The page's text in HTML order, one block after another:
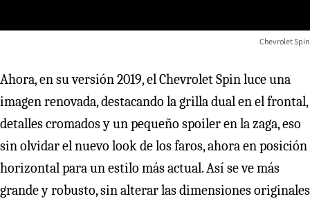
Chevrolet Spin
Ahora, en su versión 2019, el Chevrolet Spin luce una
imagen renovada, destacando la grilla dual en el frontal,
detalles cromados y un pequeño spoiler en la zaga, eso
sin olvidar el nuevo look de los faros, ahora en posición
horizontal para un estilo más actual. Así se ve más
grande y robusto, sin alterar las dimensiones originales